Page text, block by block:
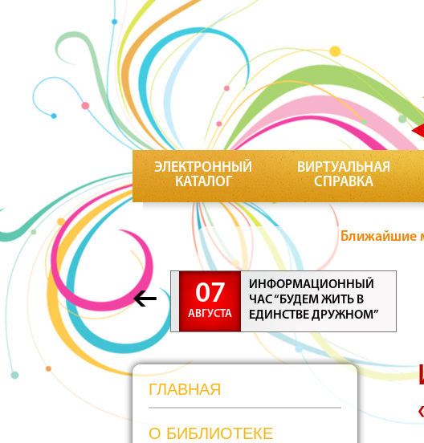
ЭЛЕКТРОННЫЙ
КАТАЛОГ
ВИРТУАЛЬНАЯ
СПРАВКА
Ближайшие
07
АВГУСТА
ИНФОРМАЦИОННЫЙ
ЧАС “БУДЕМ ЖИТЬ В
ЕДИНСТВЕ ДРУЖНОМ”
ГЛАВНАЯ
О БИБЛИОТЕКЕ